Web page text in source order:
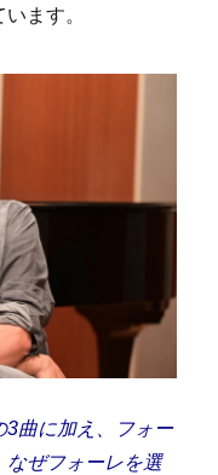
ます。
曲に加え、フォー
なぜフォーレを選